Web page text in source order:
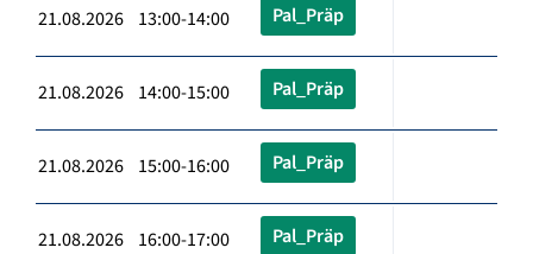
21.08.2026 13:00-14:00 Pal_Präp
21.08.2026 14:00-15:00 Pal_Präp
21.08.2026 15:00-16:00 Pal_Präp
21.08.2026 16:00-17:00 Pal_Präp